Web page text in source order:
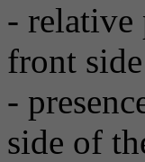
- relative
front
-
side of